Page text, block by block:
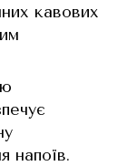
кавових
напоїв.